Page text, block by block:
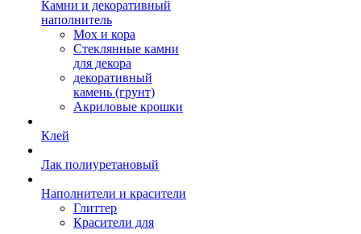
Камни и декоративный
наполнитель
Мох и кора
Стеклянные камни
для декора
декоративный
камень (грунт)
Акриловые крошки
Клей
Лак полиуретановый
Наполнители и красители
Глиттер
Красители для